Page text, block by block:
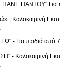
ΠΑΝΤΟΥ" Για
| Καλοκαιρινή
- Για παιδιά από 7
- Καλοκαιρινή